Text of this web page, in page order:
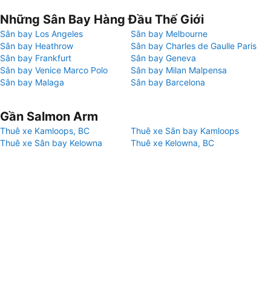
Những Sân Bay Hàng Đầu Thế Giới
Sân bay Los Angeles
Sân bay Melbourne
Sân bay Heathrow
Sân bay Charles de Gaulle Paris
Sân bay Frankfurt
Sân bay Geneva
Sân bay Venice Marco Polo
Sân bay Milan Malpensa
Sân bay Malaga
Sân bay Barcelona
Gần Salmon Arm
Thuê xe Kamloops, BC
Thuê xe Sân bay Kamloops
Thuê xe Sân bay Kelowna
Thuê xe Kelowna, BC